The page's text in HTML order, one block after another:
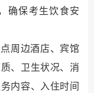
确保考生饮食安
周边酒店、宾馆
、卫生状况、消
内容、入住时间